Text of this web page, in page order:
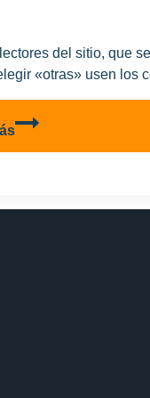
del sitio, que
«otras» usen los
Nueva